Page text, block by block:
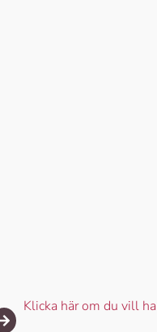
Klicka här om du vill